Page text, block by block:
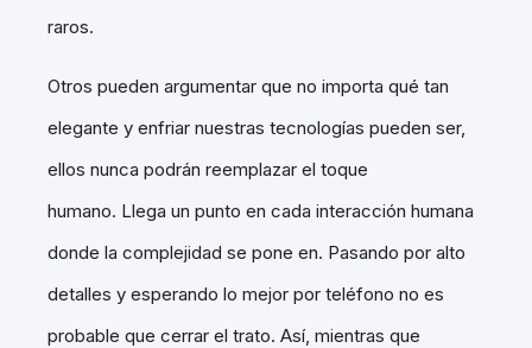
raros.
Otros pueden argumentar que no importa qué tan
elegante y enfriar nuestras tecnologías pueden ser,
ellos nunca podrán reemplazar el toque
humano. Llega un punto en cada interacción humana
donde la complejidad se pone en. Pasando por alto
detalles y esperando lo mejor por teléfono no es
probable que cerrar el trato. Así, mientras que